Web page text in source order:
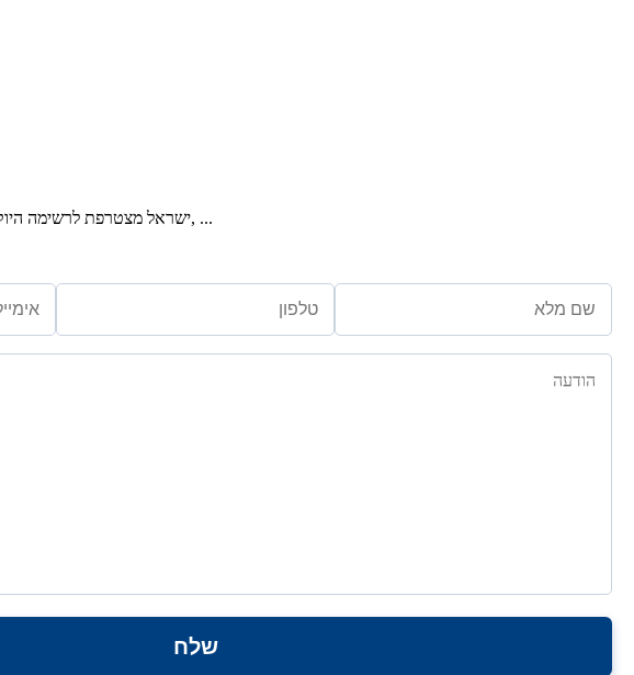
ישראל מצטרפת לרשימה היוקרתית של הולנד, איסלנד ודנמרק עם ציון כולל של 80.2 המערכת מצטיינת ביציבות, ...